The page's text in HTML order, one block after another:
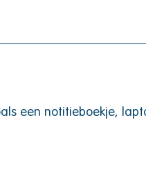
een notitieboekje,